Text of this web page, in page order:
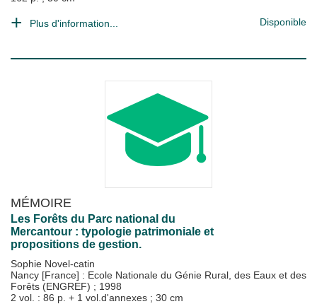
Plus d'information... Disponible
MÉMOIRE
Les Forêts du Parc national du
Mercantour : typologie patrimoniale et
propositions de gestion.
Sophie Novel-catin
Nancy [France] : Ecole Nationale du Génie Rural, des Eaux et des
Forêts (ENGREF) ; 1998
2 vol. : 86 p. + 1 vol.d'annexes ; 30 cm